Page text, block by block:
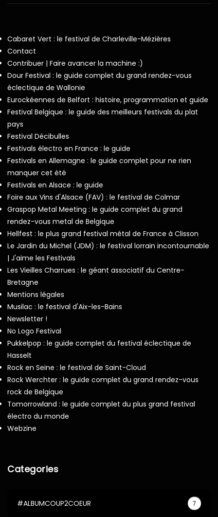
Cabaret Vert : le festival de Charleville-Mézières
Contact
Contribuer | Faire avancer la machine :)
Dour Festival : le guide complet du grand rendez-vous
éclectique de Wallonie
Eurockéennes de Belfort : histoire, programmation et guide
Festival Belgique : le guide des meilleurs festivals du plat
pays
Festival Décibulles
Festivals électro en France : le guide
Festivals en Allemagne : le guide complet pour ne rien
manquer cet été
Festivals en Alsace : le guide
Foire aux Vins d'Alsace (FAV) : le festival de Colmar
Graspop Metal Meeting : le guide complet du grand
rendez-vous metal de Belgique
Hellfest : le plus grand festival métal de France à Clisson
Le Jardin du Michel (JDM) : le festival lorrain incontournable
| J'aime les Festivals
Les Vieilles Charrues : le géant associatif du Centre-
Bretagne
Mentions légales
Musilac : le festival d'Aix-les-Bains
Newsletter !
No Logo Festival
Pukkelpop : le guide complet du festival éclectique de
Hasselt
Rock en Seine : le festival de Saint-Cloud
Rock Werchter : le guide complet du grand rendez-vous
rock de Belgique
Tomorrowland : le guide complet du plus grand festival
électro du monde
Webzine
Categories
#ALBUMCOUP2COEUR 7